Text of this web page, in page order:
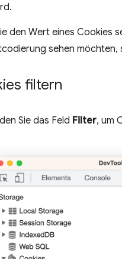
den Wert eines Cookies
sehen möchten,
filtern
Sie das Feld Filter, um